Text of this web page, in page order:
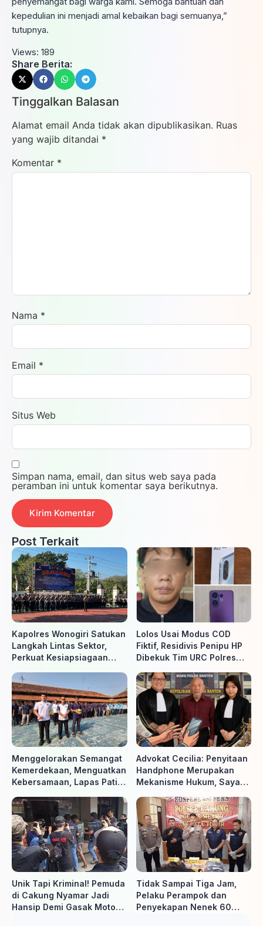
kepedulian ini menjadi amal kebaikan bagi semuanya,”
tutupnya.
Views: 189
Share Berita:
Tinggalkan Balasan
Alamat email Anda tidak akan dipublikasikan. Ruas
yang wajib ditandai *
Komentar *
Nama *
Email *
Situs Web
Simpan nama, email, dan situs web saya pada
peramban ini untuk komentar saya berikutnya.
Post Terkait
Kapolres Wonogiri Satukan
Langkah Lintas Sektor,
Perkuat Kesiapsiagaan
Lolos Usai Modus COD
Fiktif, Residivis Penipu HP
Dibekuk Tim URC Polres
Menggelorakan Semangat
Kemerdekaan, Menguatkan
Kebersamaan, Lapas Pati
ke-81 RI, Warga Binaan
Antusias Ikuti Berbagai
Perlombaan
Advokat Cecilia: Penyitaan
Handphone Merupakan
Mekanisme Hukum, Saya
Diminta Penyidik dan Tidak
perlu takut
Unik Tapi Kriminal! Pemuda
di Cakung Nyamar Jadi
Hansip Demi Gasak Motor
Tidak Sampai Tiga Jam,
Pelaku Perampok dan
Penyekapan Nenek 60